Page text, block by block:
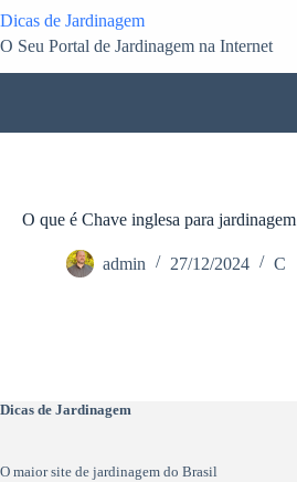
para
o
Dicas de Jardinagem
O Seu Portal de Jardinagem na Internet
O que é Chave inglesa para jardinagem
admin 27/12/2024 C
Dicas de Jardinagem
O maior site de jardinagem do Brasil